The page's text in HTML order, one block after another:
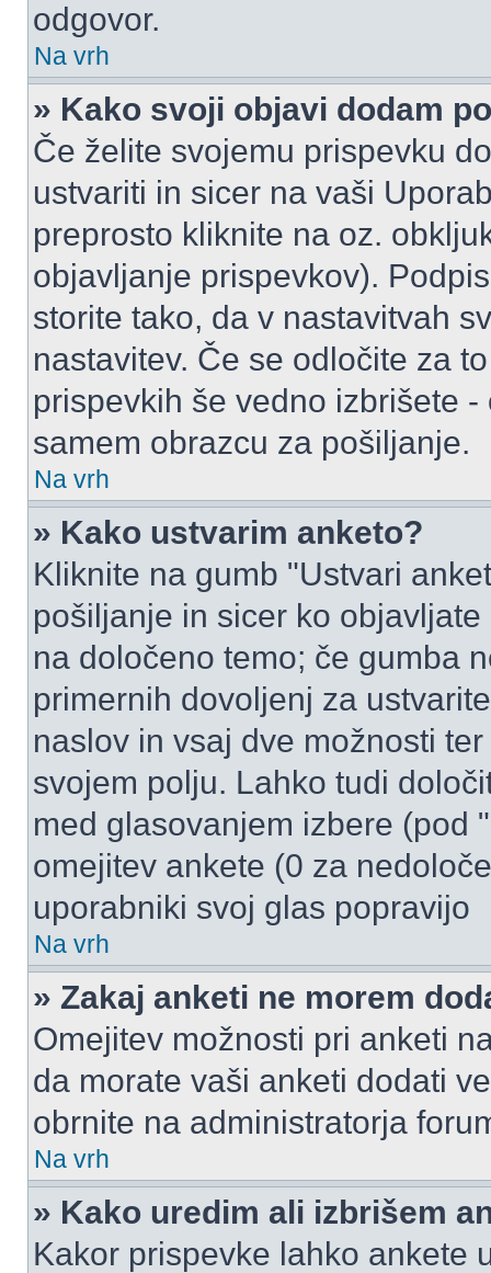
odgovor.
Na vrh
» Kako svoji objavi dodam
Če želite svojemu prispevku
ustvariti in sicer na vaši
preprosto kliknite na oz.
objavljanje prispevkov).
storite tako, da v nastavitvah
nastavitev. Če se odločite za
prispevkih še vedno izbrišete
samem obrazcu za pošiljanje.
Na vrh
» Kako ustvarim anketo?
Kliknite na gumb "Ustvari
pošiljanje in sicer ko
na določeno temo; če gumba
primernih dovoljenj za
naslov in vsaj dve možnosti
svojem polju. Lahko tudi
med glasovanjem izbere (pod
omejitev ankete (0 za
uporabniki svoj glas popravijo
Na vrh
» Zakaj anketi ne morem
Omejitev možnosti pri anketi
da morate vaši anketi dodati
obrnite na administratorja
Na vrh
» Kako uredim ali izbrišem
Kakor prispevke lahko ankete